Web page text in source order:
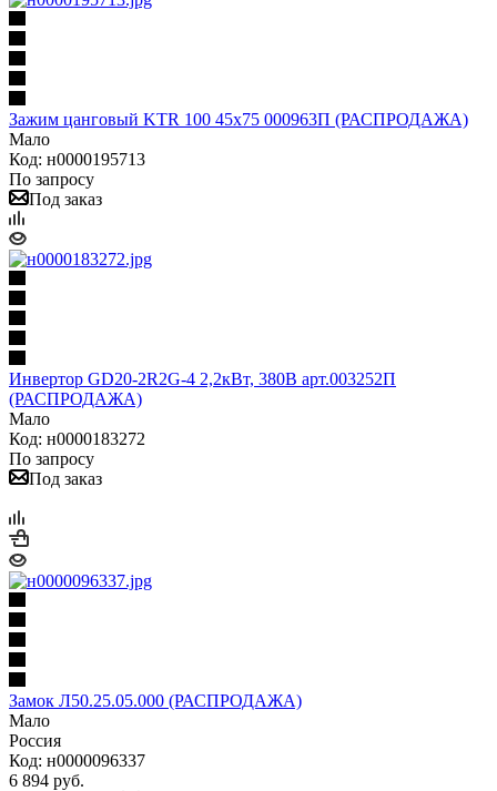
Зажим цанговый KTR 100 45х75 000963П (РАСПРОДАЖА)
Мало
Код: н0000195713
По запросу
Под заказ
Инвертор GD20-2R2G-4 2,2кВт, 380В арт.003252П
(РАСПРОДАЖА)
Мало
Код: н0000183272
По запросу
Под заказ
Замок Л50.25.05.000 (РАСПРОДАЖА)
Мало
Россия
Код: н0000096337
6 894 руб.